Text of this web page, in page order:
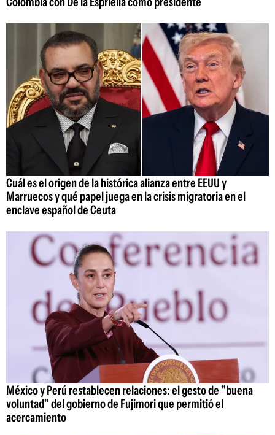
Cuál es el origen de la histórica alianza entre EEUU y
Marruecos y qué papel juega en la crisis migratoria en el
enclave español de Ceuta
México y Perú restablecen relaciones: el gesto de "buena
voluntad" del gobierno de Fujimori que permitió el
acercamiento